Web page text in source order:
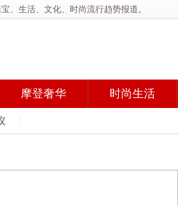
、生活、文化、时尚流行趋势报道。
摩登奢华 时尚生活